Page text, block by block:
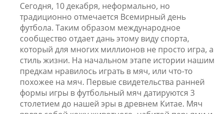
Сегодня, 10 декабря, неформально, но
традиционно отмечается Всемирный день
футбола. Таким образом международное
сообщество отдает дань этому виду спорта,
который для многих миллионов не просто игра, а
стиль жизни. На начальном этапе истории нашим
предкам нравилось играть в мяч, или что-то
похожее на мяч. Первые свидетельства ранней
формы игры в футбольный мяч датируются 3
столетием до нашей эры в древнем Китае. Мяч